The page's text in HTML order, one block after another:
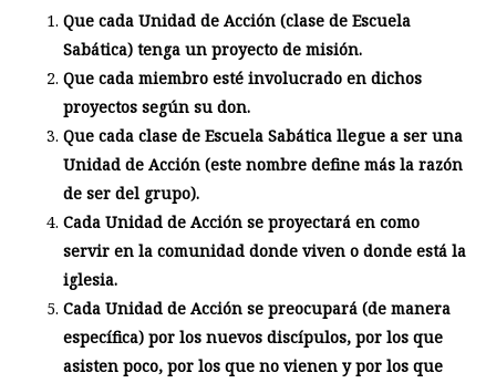
Que cada Unidad de Acción (clase de Escuela
Sabática) tenga un proyecto de misión.
Que cada miembro esté involucrado en dichos
proyectos según su don.
Que cada clase de Escuela Sabática llegue a ser una
Unidad de Acción (este nombre define más la razón
de ser del grupo).
Cada Unidad de Acción se proyectará en como
servir en la comunidad donde viven o donde está la
iglesia.
Cada Unidad de Acción se preocupará (de manera
específica) por los nuevos discípulos, por los que
asisten poco, por los que no vienen y por los que